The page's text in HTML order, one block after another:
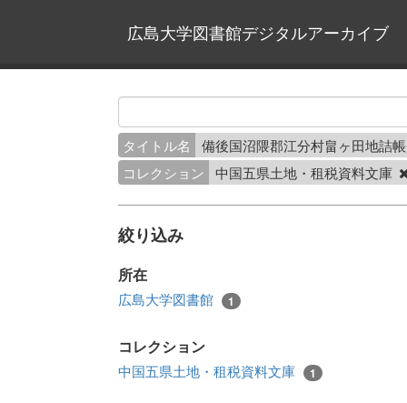
広島大学図書館デジタルアーカイブ
タイトル名
備後国沼隈郡江分村畠ヶ田地詰
コレクション
中国五県土地・租税資料文庫
絞り込み
所在
広島大学図書館 1
コレクション
中国五県土地・租税資料文庫 1